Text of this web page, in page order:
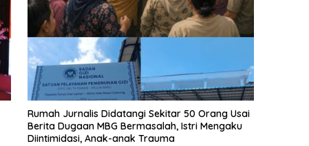
Rumah Jurnalis Didatangi Sekitar 50 Orang Usai
Berita Dugaan MBG Bermasalah, Istri Mengaku
Diintimidasi, Anak-anak Trauma